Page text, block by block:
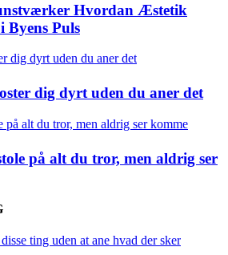
Hvordan Æstetik
Byens Puls
dig dyrt uden du aner det
på alt du tror, men aldrig ser